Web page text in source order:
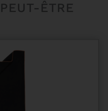
ÊTRE